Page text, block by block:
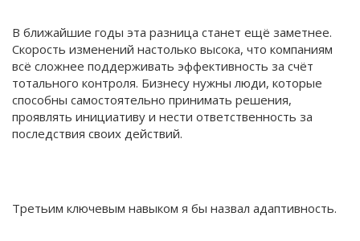
В ближайшие годы эта разница станет ещё заметнее.
Скорость изменений настолько высока, что компаниям
всё сложнее поддерживать эффективность за счёт
тотального контроля. Бизнесу нужны люди, которые
способны самостоятельно принимать решения,
проявлять инициативу и нести ответственность за
последствия своих действий.
Третьим ключевым навыком я бы назвал адаптивность.